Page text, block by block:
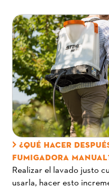
¿QUÉ HACER
FUMIGADORA
Realizar el lavado justo
usarla, hacer esto